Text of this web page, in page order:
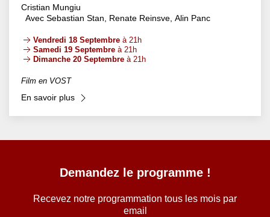
Cristian Mungiu
Avec Sebastian Stan, Renate Reinsve, Alin Panc
Vendredi 18 Septembre à 21h
Samedi 19 Septembre à 21h
Dimanche 20 Septembre à 21h
Film en VOST
En savoir plus
Demandez le programme !
Recevez notre programmation tous les mois par
email